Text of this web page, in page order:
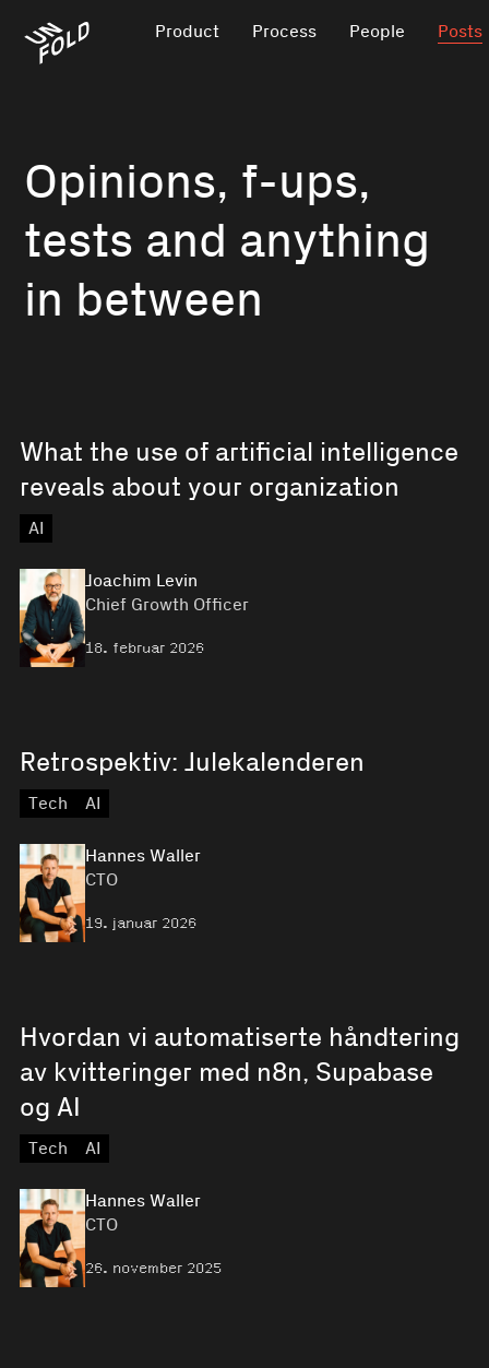
Product Process People Posts
Opinions, f-ups,
tests and anything
in between
What the use of artificial intelligence
reveals about your organization
AI
Joachim Levin
Chief Growth Officer
18. februar 2026
Retrospektiv: Julekalenderen
Tech AI
Hannes Waller
CTO
19. januar 2026
Hvordan vi automatiserte håndtering
av kvitteringer med n8n, Supabase
og AI
Tech AI
Hannes Waller
CTO
26. november 2025